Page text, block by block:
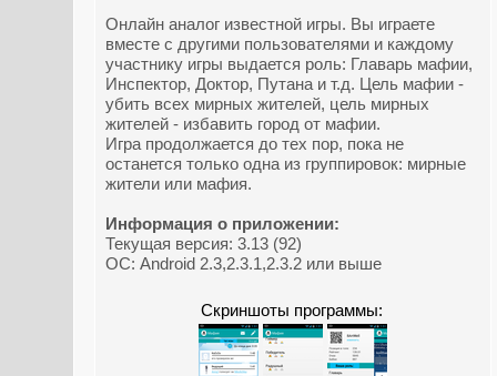
Онлайн аналог известной игры. Вы играете
вместе с другими пользователями и каждому
участнику игры выдается роль: Главарь мафии,
Инспектор, Доктор, Путана и т.д. Цель мафии -
убить всех мирных жителей, цель мирных
жителей - избавить город от мафии.
Игра продолжается до тех пор, пока не
останется только одна из группировок: мирные
жители или мафия.
Информация о приложении:
Текущая версия: 3.13 (92)
ОС: Android 2.3,2.3.1,2.3.2 или выше
Скриншоты программы: